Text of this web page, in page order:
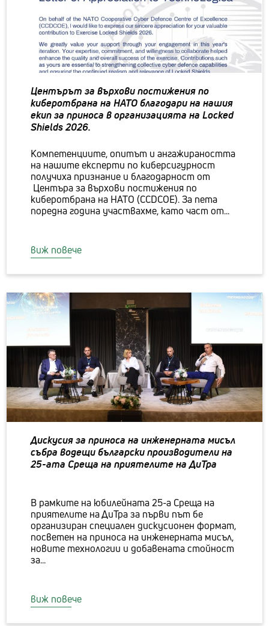
Центърът за върхови постижения по
киберотбрана на НАТО благодари на нашия
екип за приноса в организацията на Locked
Shields 2026.
Компетенциите, опитът и ангажираността
на нашите експерти по киберсигурност
получиха признание и благодарност от
Центъра за върхови постижения по
киберотбрана на НАТО (CCDCOE). За пета
поредна година участвахме, като част от...
виж повече
Дискусия за приноса на инженерната мисъл
събра водещи български производители на
25-aта Среща на приятелите на ДиТра
В рамките на юбилейната 25-а Среща на
приятелите на ДиТра за първи път бе
организиран специален дискусионен формат,
посветен на приноса на инженерната мисъл,
новите технологии и добавената стойност
за...
виж повече